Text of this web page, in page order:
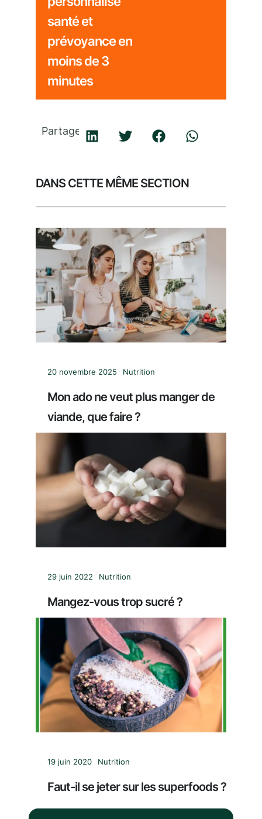
santé et
prévoyance en
moins de 3
minutes
Partager
DANS CETTE MÊME SECTION
20 novembre 2025 Nutrition
Mon ado ne veut plus manger de
viande, que faire ?
29 juin 2022 Nutrition
Mangez-vous trop sucré ?
19 juin 2020 Nutrition
Faut-il se jeter sur les superfoods ?